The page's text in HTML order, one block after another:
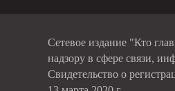
Сетевое издание "Кто
надзору в сфере связи,
Свидетельство о